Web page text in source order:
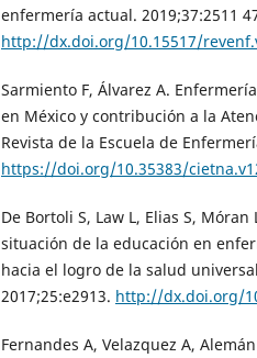
enfermería actual. 2019;37:2511
http://dx.doi.org/10.15517/
Sarmiento F, Álvarez A.
en México y contribución a la
Revista de la Escuela de
https://doi.org/10.35383/
De Bortoli S, Law L, Elias S,
situación de la educación en
hacia el logro de la salud
2017;25:e2913. http://dx.doi.org/
Fernandes A, Velazquez A,